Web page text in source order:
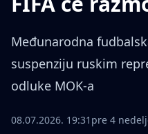
Međunarodna
suspenziju ruskim
odluke MOK-a
08.07.2026. 19:31 pre 4